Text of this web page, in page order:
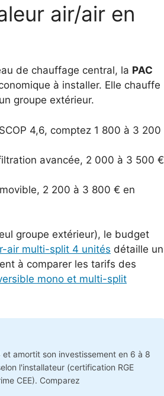
air/air en
de chauffage central, la PAC
à installer. Elle chauffe
groupe extérieur.
4,6, comptez 1 800 à 3 200
avancée, 2 000 à 3 500 €
2 200 à 3 800 € en
groupe extérieur), le budget
air multi-split 4 unités détaille un
à comparer les tarifs des
mono et multi-split
et amortit son investissement en 6 à 8
l'installateur (certification RGE
CEE). Comparez